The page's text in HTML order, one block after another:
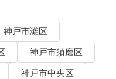
神戸市灘区
神戸市須磨区
神戸市中央区